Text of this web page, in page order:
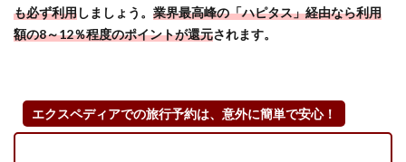
も必ず利用しましょう。 業界最高峰の「ハピタス」経由なら利用
額の8～12％程度のポイントが還元されます。
エクスペディアでの旅行予約は、意外に簡単で安心！